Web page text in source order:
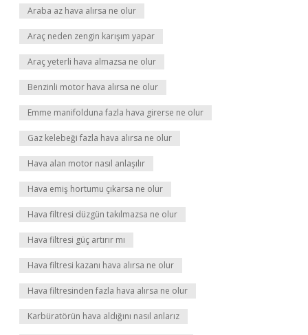
Araba az hava alırsa ne olur
Araç neden zengin karışım yapar
Araç yeterli hava almazsa ne olur
Benzinli motor hava alırsa ne olur
Emme manifolduna fazla hava girerse ne olur
Gaz kelebeği fazla hava alırsa ne olur
Hava alan motor nasıl anlaşılır
Hava emiş hortumu çıkarsa ne olur
Hava filtresi düzgün takılmazsa ne olur
Hava filtresi güç artırır mı
Hava filtresi kazanı hava alırsa ne olur
Hava filtresinden fazla hava alırsa ne olur
Karbüratörün hava aldığını nasıl anlarız